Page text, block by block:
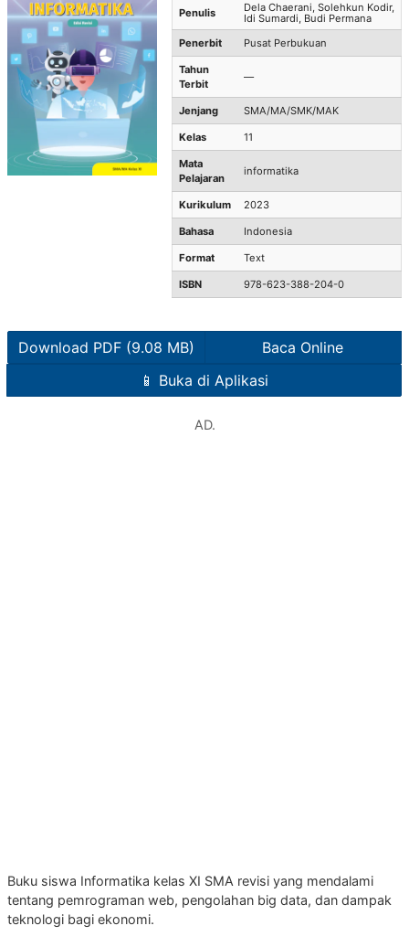
Penulis
Dela Chaerani, Solehkun Kodir,
Idi Sumardi, Budi Permana
Penerbit
Pusat Perbukuan
Tahun
Terbit
—
Jenjang SMA/MA/SMK/MAK
Kelas 11
Mata
Pelajaran
informatika
Kurikulum 2023
Bahasa Indonesia
Format Text
ISBN 978-623-388-204-0
Download PDF (9.08 MB)
Baca Online
📱 Buka di Aplikasi
AD.
Buku siswa Informatika kelas XI SMA revisi yang mendalami
tentang pemrograman web, pengolahan big data, dan dampak
teknologi bagi ekonomi.